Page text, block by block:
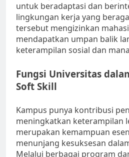
untuk beradaptasi dan
lingkungan kerja yang
tersebut mengizinkan
mendapatkan umpan balik
keterampilan sosial dan
Fungsi Universitas
Soft Skill
Kampus punya kontribusi
meningkatkan keterampilan
merupakan kemampuan
menunjang kesuksesan
Melalui berbagai program